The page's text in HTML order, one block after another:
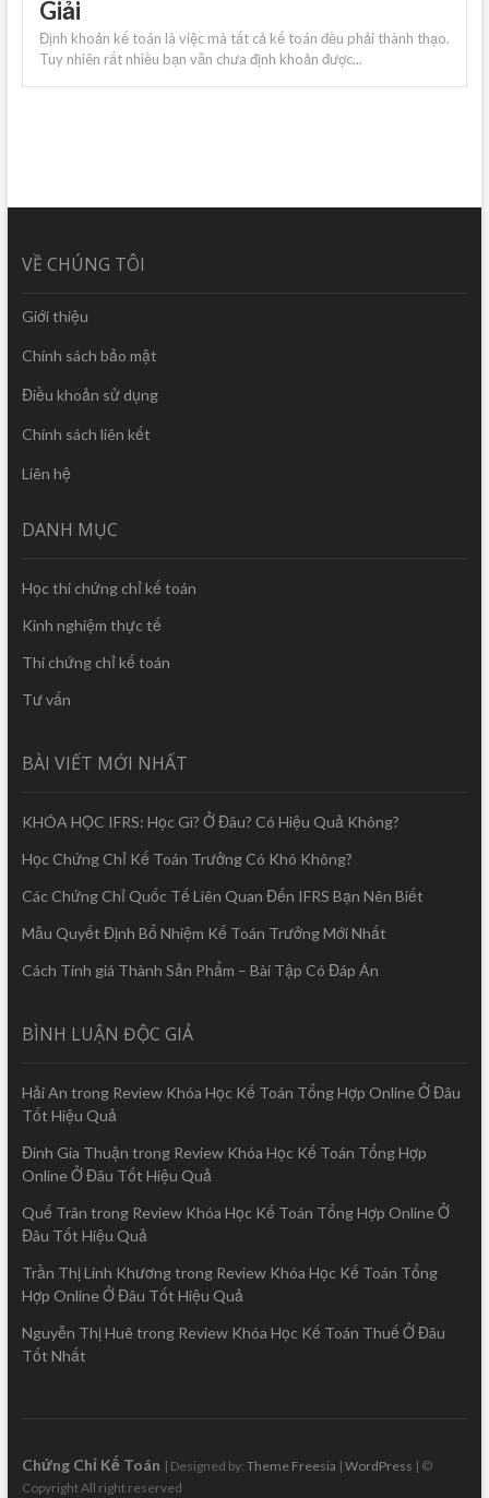
Giải
Định khoản kế toán là việc mà tất cả kế toán đều phải thành thạo.
Tuy nhiên rất nhiều bạn vẫn chưa định khoản được...
VỀ CHÚNG TÔI
Giới thiệu
Chính sách bảo mật
Điều khoản sử dụng
Chính sách liên kết
Liên hệ
DANH MỤC
Học thi chứng chỉ kế toán
Kinh nghiệm thực tế
Thi chứng chỉ kế toán
Tư vấn
BÀI VIẾT MỚI NHẤT
KHÓA HỌC IFRS: Học Gì? Ở Đâu? Có Hiệu Quả Không?
Học Chứng Chỉ Kế Toán Trưởng Có Khó Không?
Các Chứng Chỉ Quốc Tế Liên Quan Đến IFRS Bạn Nên Biết
Mẫu Quyết Định Bổ Nhiệm Kế Toán Trưởng Mới Nhất
Cách Tính giá Thành Sản Phẩm – Bài Tập Có Đáp Án
BÌNH LUẬN ĐỘC GIẢ
Hải An trong Review Khóa Học Kế Toán Tổng Hợp Online Ở Đâu
Tốt Hiệu Quả
Đinh Gia Thuận trong Review Khóa Học Kế Toán Tổng Hợp
Online Ở Đâu Tốt Hiệu Quả
Quế Trân trong Review Khóa Học Kế Toán Tổng Hợp Online Ở
Đâu Tốt Hiệu Quả
Trần Thị Linh Khươngtrong Review Khóa Học Kế Toán Tổng
Hợp Online Ở Đâu Tốt Hiệu Quả
Nguyễn Thị Huêtrong Review Khóa Học Kế Toán Thuế Ở Đâu
Tốt Nhất
Chứng Chỉ Kế Toán | Designed by: Theme Freesia | WordPress | ©
Copyright All right reserved